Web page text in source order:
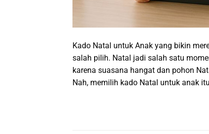
Kado Natal untuk Anak yang bikin
salah pilih. Natal jadi salah satu
karena suasana hangat dan pohon
Nah, memilih kado Natal untuk anak